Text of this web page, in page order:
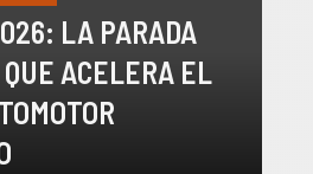
LA PARADA
ACELERA EL